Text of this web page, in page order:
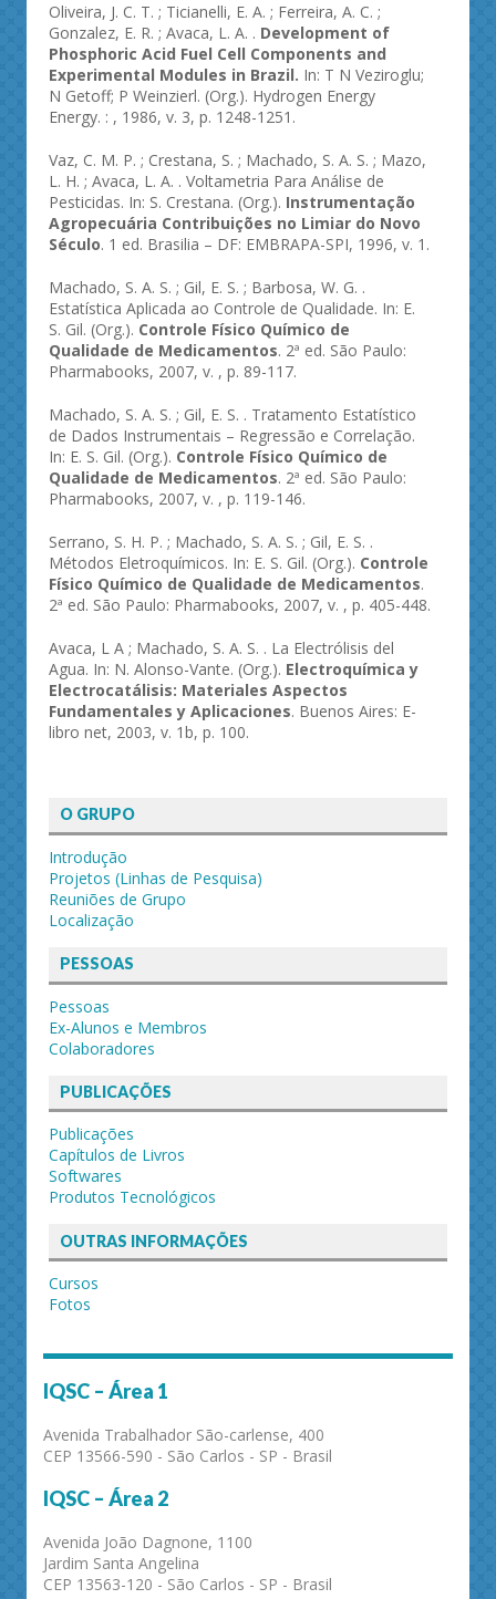
Oliveira, J. C. T. ; Ticianelli, E. A. ; Ferreira, A. C. ;
Gonzalez, E. R. ; Avaca, L. A. . Development of
Phosphoric Acid Fuel Cell Components and
Experimental Modules in Brazil. In: T N Veziroglu;
N Getoff; P Weinzierl. (Org.). Hydrogen Energy
Energy. : , 1986, v. 3, p. 1248-1251.
Vaz, C. M. P. ; Crestana, S. ; Machado, S. A. S. ; Mazo,
L. H. ; Avaca, L. A. . Voltametria Para Análise de
Pesticidas. In: S. Crestana. (Org.). Instrumentação
Agropecuária Contribuições no Limiar do Novo
Século. 1 ed. Brasilia – DF: EMBRAPA-SPI, 1996, v. 1.
Machado, S. A. S. ; Gil, E. S. ; Barbosa, W. G. .
Estatística Aplicada ao Controle de Qualidade. In: E.
S. Gil. (Org.). Controle Físico Químico de
Qualidade de Medicamentos. 2ª ed. São Paulo:
Pharmabooks, 2007, v. , p. 89-117.
Machado, S. A. S. ; Gil, E. S. . Tratamento Estatístico
de Dados Instrumentais – Regressão e Correlação.
In: E. S. Gil. (Org.). Controle Físico Químico de
Qualidade de Medicamentos. 2ª ed. São Paulo:
Pharmabooks, 2007, v. , p. 119-146.
Serrano, S. H. P. ; Machado, S. A. S. ; Gil, E. S. .
Métodos Eletroquímicos. In: E. S. Gil. (Org.). Controle
Físico Químico de Qualidade de Medicamentos.
2ª ed. São Paulo: Pharmabooks, 2007, v. , p. 405-448.
Avaca, L A ; Machado, S. A. S. . La Electrólisis del
Agua. In: N. Alonso-Vante. (Org.). Electroquímica y
Electrocatálisis: Materiales Aspectos
Fundamentales y Aplicaciones. Buenos Aires: E-
libro net, 2003, v. 1b, p. 100.
O GRUPO
Introdução
Projetos (Linhas de Pesquisa)
Reuniões de Grupo
Localização
PESSOAS
Pessoas
Ex-Alunos e Membros
Colaboradores
PUBLICAÇÕES
Publicações
Capítulos de Livros
Softwares
Produtos Tecnológicos
OUTRAS INFORMAÇÕES
Cursos
Fotos
IQSC – Área 1
Avenida Trabalhador São-carlense, 400
CEP 13566-590 - São Carlos - SP - Brasil
IQSC – Área 2
Avenida João Dagnone, 1100
Jardim Santa Angelina
CEP 13563-120 - São Carlos - SP - Brasil